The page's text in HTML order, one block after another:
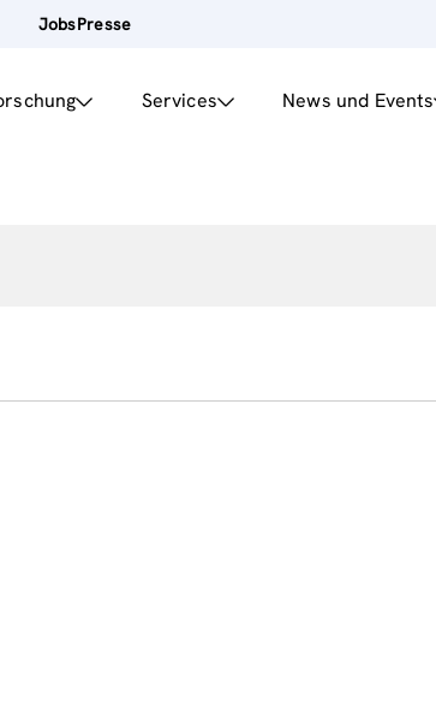
JobsPresse
Services News und Events